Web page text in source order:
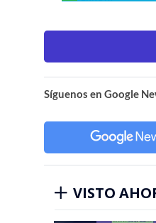
Síguenos en Google
VISTO